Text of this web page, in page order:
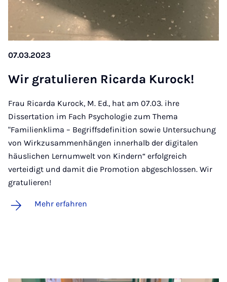
07.03.2023
Wir gra­tu­lie­ren Ri­car­da Kurock!
Frau Ricarda Kurock, M. Ed., hat am 07.03. ihre
Dissertation im Fach Psychologie zum Thema
"Familienklima – Begriffsdefinition sowie Untersuchung
von Wirkzusammenhängen innerhalb der digitalen
häuslichen Lernumwelt von Kindern“ erfolgreich
verteidigt und damit die Promotion abgeschlossen. Wir
gratulieren!
Mehr erfahren